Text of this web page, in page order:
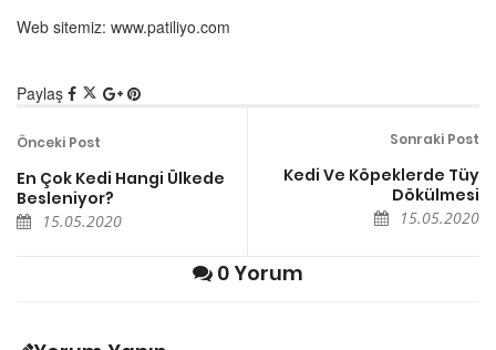
Web sitemiz: www.patiliyo.com
Paylaş
Önceki Post
En Çok Kedi Hangi Ülkede
Besleniyor?
15.05.2020
Sonraki Post
Kedi Ve Köpeklerde Tüy
Dökülmesi
15.05.2020
0 Yorum